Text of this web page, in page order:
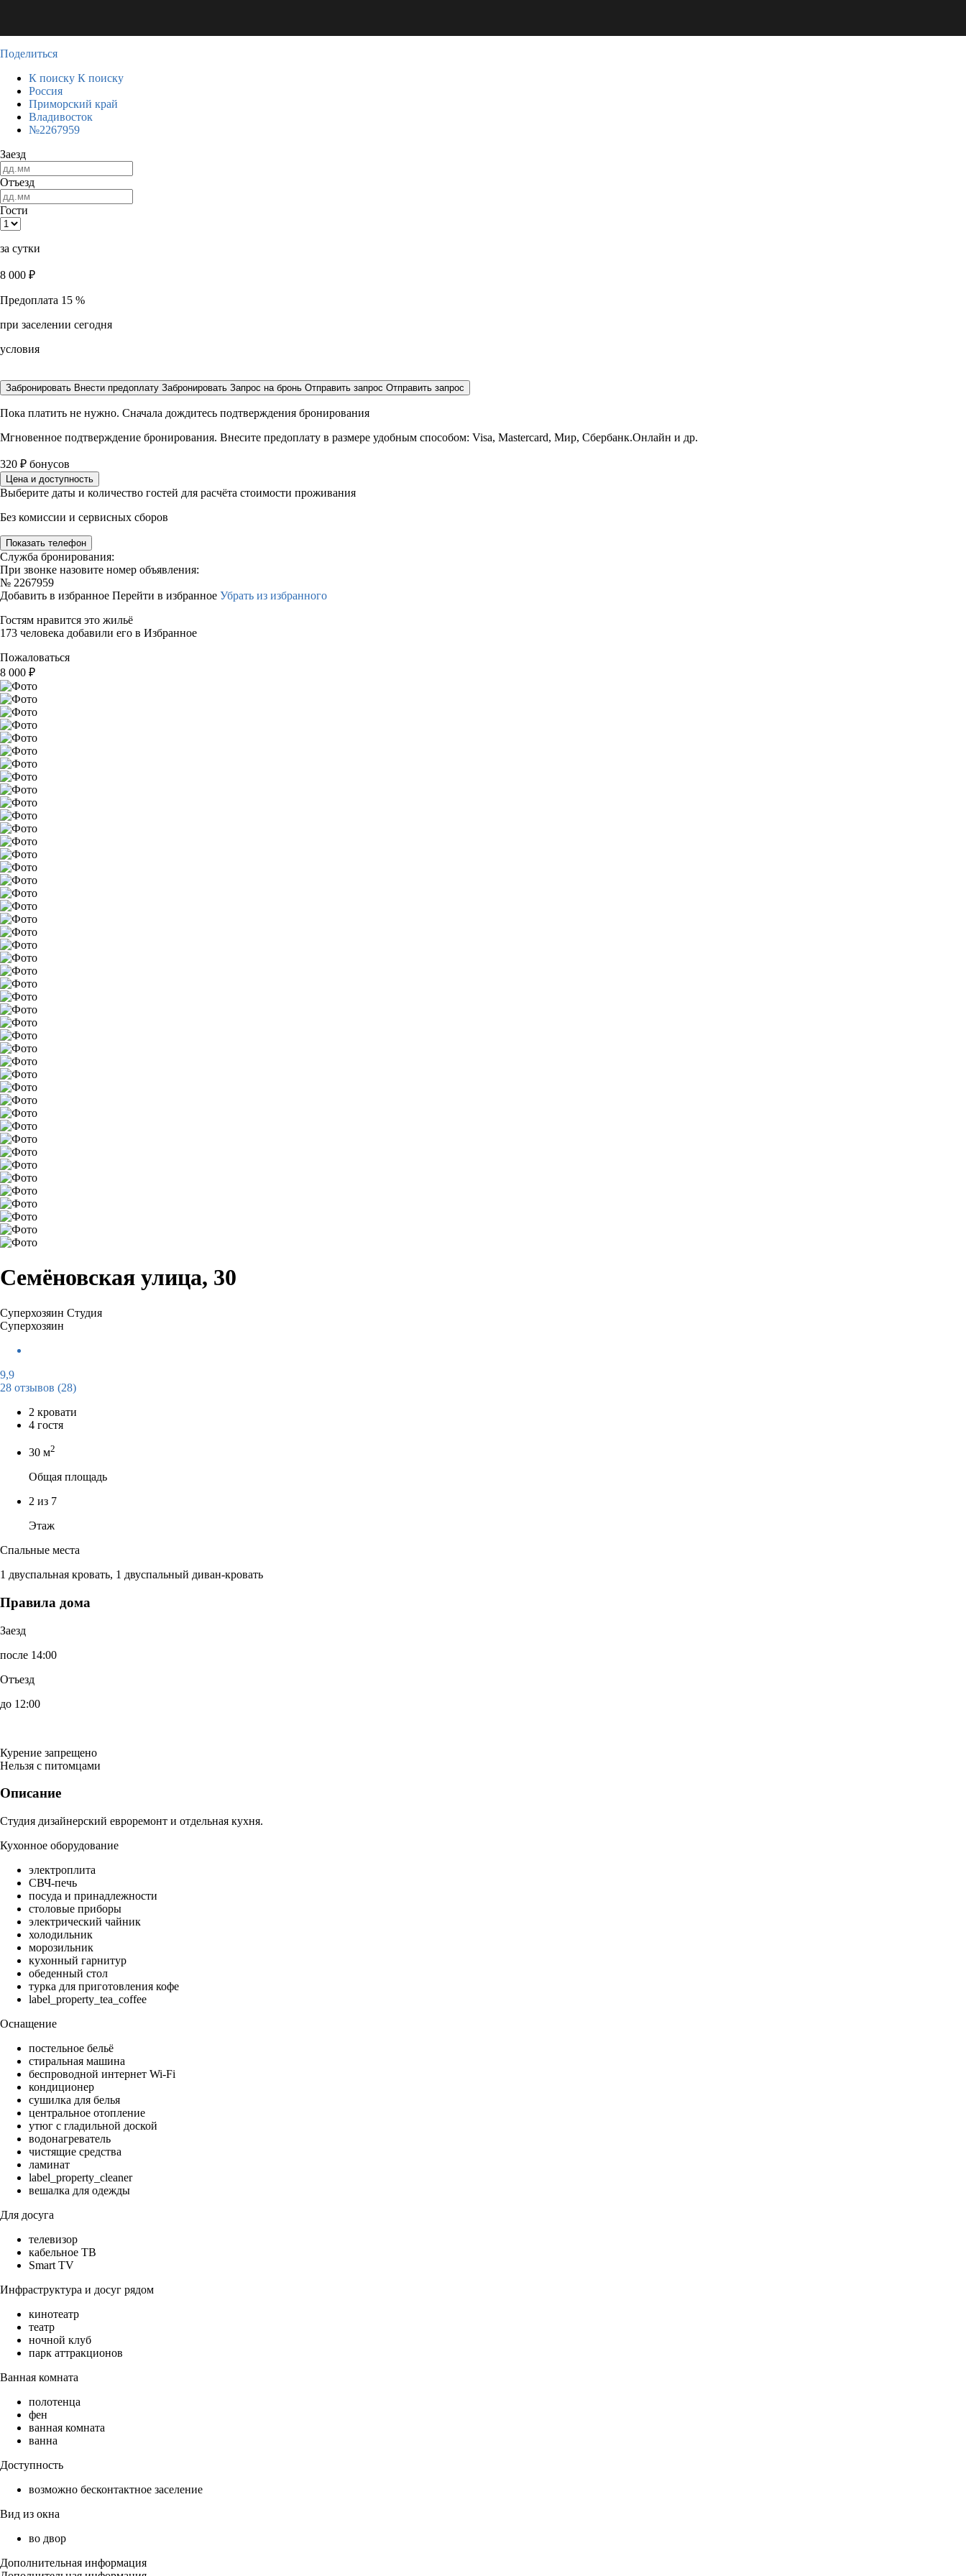
Поделиться
К поиску К поиску
Россия
Приморский край
Владивосток
№2267959
Заезд
Отъезд
Гости
за сутки
8 000 ₽
Предоплата 15 %
при заселении сегодня
условия
Забронировать Внести предоплату Забронировать Запрос на бронь Отправить запрос Отправить запрос
Пока платить не нужно. Сначала дождитесь подтверждения бронирования
Мгновенное подтверждение бронирования. Внесите предоплату в размере удобным способом: Visa, Mastercard, Мир, Сбербанк.Онлайн и др.
320 ₽ бонусов
Цена и доступность
Выберите даты и количество гостей для расчёта стоимости проживания
Без комиссии и сервисных сборов
Показать телефон
Служба бронирования:
При звонке назовите номер объявления:
№ 2267959
Добавить в избранное Перейти в избранное Убрать из избранного
Гостям нравится это жильё
173 человека добавили его в Избранное
Пожаловаться
8 000 ₽
Семёновская улица, 30
Суперхозяин Студия
Суперхозяин
9,9
28 отзывов (28)
2 кровати
4 гостя
30 м2
Общая площадь
2 из 7
Этаж
Спальные места
1 двуспальная кровать, 1 двуспальный диван-кровать
Правила дома
Заезд
после 14:00
Отъезд
до 12:00
Курение запрещено
Нельзя с питомцами
Описание
Студия дизайнерский евроремонт и отдельная кухня.
Кухонное оборудование
электроплита
СВЧ-печь
посуда и принадлежности
столовые приборы
электрический чайник
холодильник
морозильник
кухонный гарнитур
обеденный стол
турка для приготовления кофе
label_property_tea_coffee
Оснащение
постельное бельё
стиральная машина
беспроводной интернет Wi-Fi
кондиционер
сушилка для белья
центральное отопление
утюг с гладильной доской
водонагреватель
чистящие средства
ламинат
label_property_cleaner
вешалка для одежды
Для досуга
телевизор
кабельное ТВ
Smart TV
Инфраструктура и досуг рядом
кинотеатр
театр
ночной клуб
парк аттракционов
Ванная комната
полотенца
фен
ванная комната
ванна
Доступность
возможно бесконтактное заселение
Вид из окна
во двор
Дополнительная информация